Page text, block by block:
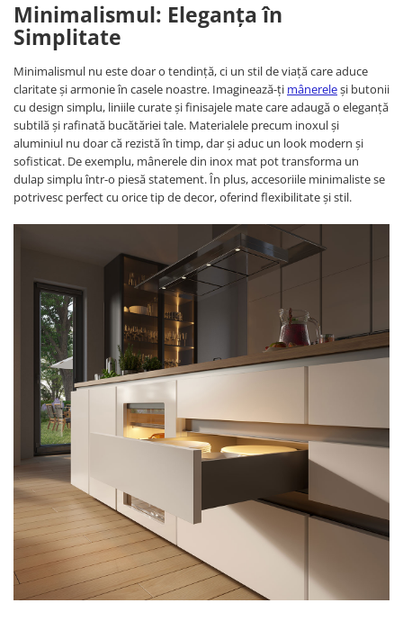
Minimalismul: Eleganța în
Simplitate
Minimalismul nu este doar o tendință, ci un stil de viață care aduce
claritate și armonie în casele noastre. Imaginează-ți mânereleși butonii
cu design simplu, liniile curate și finisajele mate care adaugă o eleganță
subtilă și rafinată bucătăriei tale. Materialele precum inoxul și
aluminiul nu doar că rezistă în timp, dar și aduc un look modern și
sofisticat. De exemplu, mânerele din inox mat pot transforma un
dulap simplu într-o piesă statement. În plus, accesoriile minimaliste se
potrivesc perfect cu orice tip de decor, oferind flexibilitate și stil.